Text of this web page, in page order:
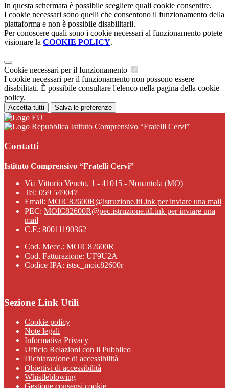
In questa schermata è possibile scegliere quali cookie consentire.
I cookie necessari sono quelli che consentono il funzionamento della
piattaforma e non è possibile disabilitarli.
Per conoscere quali sono i cookie necessari al funzionamento potete
visionare la COOKIE POLICY.
Cookie necessari per il funzionamento
I cookie necessari per il funzionamento non possono essere
disabilitati. È possibile consultare l'elenco nella pagina della cookie
policy.
Accetta tutti Salva le preferenze
Istituto Comprensivo “Fratelli Cervi”
Contatti
Istituto Comprensivo “Fratelli Cervi”
Via Vittorio Veneto, 1 - 41015 - Nonantola (MO)
Tel: 059 549047
Email: MOIC82600R@istruzione.itLink per inviare una mail
PEC: MOIC82600R@pec.istruzione.itLink per inviare una
mail
C.F.: 80011190362
Cod. Mecc.: MOIC82600R
Cod. Fatturazione: UF9U2A
Codice IPA: istsc_moic82600r
Sezione Link Utili
Cookie policy
Note legali
Informativa Privacy
Ufficio Relazioni con il Pubblico
Dichiarazione di accessibilità
Obiettivi di accessibilità
Whistleblowing